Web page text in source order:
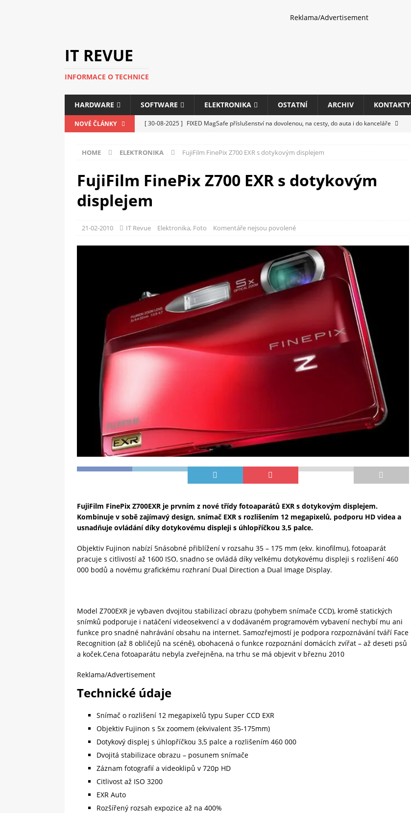
Reklama/Advertisement
IT REVUE
INFORMACE O TECHNICE
HARDWARE SOFTWARE ELEKTRONIKA OSTATNÍ ARCHIV KONTAKTY
NOVÉ ČLÁNKY [ 30-08-2025 ] FIXED MagSafe příslušenství na dovolenou, na cesty, do auta i do kanceláře
[ 14-05-2025 ] Genius na veletrhu COMPUTEX 2025 představí nové příslušenství pro hráče,
kanceláře i domácnosti
HARDWARE
Nová řada multifunkčních kancelářských tiskáren Canon imageFORCE s modely
C5100 a 6100
Blockchain a růst krypto kasin: Co by měli vědět milovníci technologií
HOME ELEKTRONIKA FujiFilm FinePix Z700 EXR s dotykovým displejem
FujiFilm FinePix Z700 EXR s dotykovým
displejem
21-02-2010 IT Revue Elektronika, Foto Komentáře nejsou povolené
FujiFilm FinePix Z700EXR je prvním z nové třídy fotoaparátů EXR s dotykovým displejem.
Kombinuje v sobě zajímavý design, snímač EXR s rozlišením 12 megapixelů, podporu HD videa a
usnadňuje ovládání díky dotykovému displeji s úhlopříčkou 3,5 palce.
Objektiv Fujinon nabízí 5násobné přiblížení v rozsahu 35 – 175 mm (ekv. kinofilmu), fotoaparát
pracuje s citlivostí až 1600 ISO, snadno se ovládá díky velkému dotykovému displeji s rozlišení 460
000 bodů a novému grafickému rozhraní Dual Direction a Dual Image Display.
Model Z700EXR je vybaven dvojitou stabilizací obrazu (pohybem snímače CCD), kromě statických
snímků podporuje i natáčení videosekvencí a v dodávaném programovém vybavení nechybí mu ani
funkce pro snadné nahrávání obsahu na internet. Samozřejmostí je podpora rozpoznávání tváří Face
Recognition (až 8 obličejů na scéně), obohacená o funkce rozpoznání domácích zvířat – až deseti psů
a koček.Cena fotoaparátu nebyla zveřejněna, na trhu se má objevit v březnu 2010
Reklama/Advertisement
Technické údaje
Snímač o rozlišení 12 megapixelů typu Super CCD EXR
Objektiv Fujinon s 5x zoomem (ekvivalent 35-175mm)
Dotykový displej s úhlopříčkou 3,5 palce a rozlišením 460 000
Dvojitá stabilizace obrazu – posunem snímače
Záznam fotografií a videoklipů v 720p HD
Citlivost až ISO 3200
EXR Auto
Rozšířený rozsah expozice až na 400%